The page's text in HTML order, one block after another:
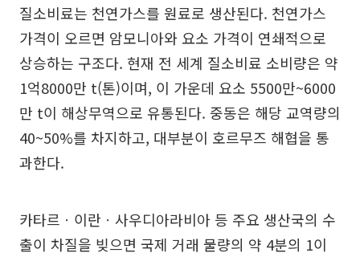
질소비료는 천연가스를 원료로 생산된다. 천연가스
가격이 오르면 암모니아와 요소 가격이 연쇄적으로
상승하는 구조다. 현재 전 세계 질소비료 소비량은 약
1억8000만 t(톤)이며, 이 가운데 요소 5500만~6000
만 t이 해상무역으로 유통된다. 중동은 해당 교역량의
40~50%를 차지하고, 대부분이 호르무즈 해협을 통
과한다.
카타르ㆍ이란ㆍ사우디아라비아 등 주요 생산국의 수
출이 차질을 빚으면 국제 거래 물량의 약 4분의 1이